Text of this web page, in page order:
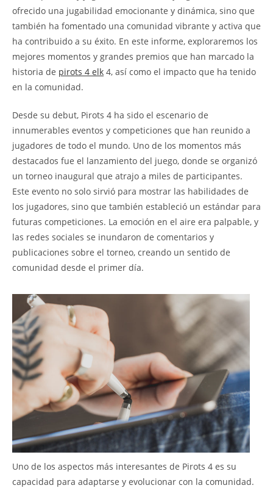
ofrecido una jugabilidad emocionante y dinámica, sino que
también ha fomentado una comunidad vibrante y activa que
ha contribuido a su éxito. En este informe, exploraremos los
mejores momentos y grandes premios que han marcado la
historia de pirots 4 elk 4, así como el impacto que ha tenido
en la comunidad.
Desde su debut, Pirots 4 ha sido el escenario de
innumerables eventos y competiciones que han reunido a
jugadores de todo el mundo. Uno de los momentos más
destacados fue el lanzamiento del juego, donde se organizó
un torneo inaugural que atrajo a miles de participantes.
Este evento no solo sirvió para mostrar las habilidades de
los jugadores, sino que también estableció un estándar para
futuras competiciones. La emoción en el aire era palpable, y
las redes sociales se inundaron de comentarios y
publicaciones sobre el torneo, creando un sentido de
comunidad desde el primer día.
Uno de los aspectos más interesantes de Pirots 4 es su
capacidad para adaptarse y evolucionar con la comunidad.